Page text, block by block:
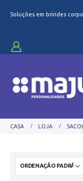
Soluções em brindes
CASA LOJA